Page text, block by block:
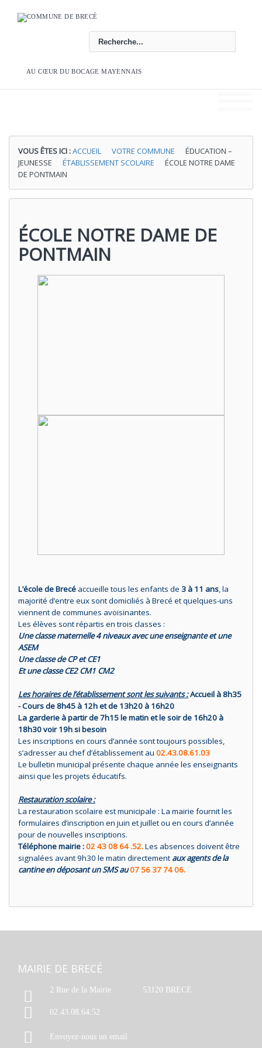
AU CŒUR DU BOCAGE MAYENNAIS
VOUS ÊTES ICI :ACCUEIL VOTRE COMMUNE
ÉDUCATION –
JEUNESSE
ÉTABLISSEMENT SCOLAIRE
ÉCOLE NOTRE DAME
DE PONTMAIN
ÉCOLE NOTRE DAME DE
PONTMAIN
L’école de Brecé accueille tous les enfants de 3 à 11 ans, la
majorité d’entre eux sont domiciliés à Brecé et quelques-uns
viennent de communes avoisinantes.
Les élèves sont répartis en trois classes :
Une classe maternelle 4 niveaux avec une enseignante et une
ASEM
Une classe de CP et CE1
Et une classe CE2 CM1 CM2
Les horaires de l’établissement sont les suivants :Accueil à 8h35
- Cours de 8h45 à 12h et de 13h20 à 16h20
La garderie à partir de 7h15 le matin et le soir de 16h20 à
18h30 voir 19h si besoin
Les inscriptions en cours d’année sont toujours possibles,
s’adresser au chef d’établissement au 02.43.08.61.03
Le bulletin municipal présente chaque année les enseignants
ainsi que les projets éducatifs.
Restauration scolaire :
La restauration scolaire est municipale : La mairie fournit les
formulaires d’inscription en juin et juillet ou en cours d’année
pour de nouvelles inscriptions.
Téléphone mairie :02 43 08 64 .52.Les absences doivent être
signalées avant 9h30 le matin directement aux agents de la
cantine en déposant un SMS au07 56 37 74 06.
MAIRIE DE BRECÉ
2 Rue de la Mairie 53120 BRECÉ
02.43.08.64.52
Envoyez-nous un email